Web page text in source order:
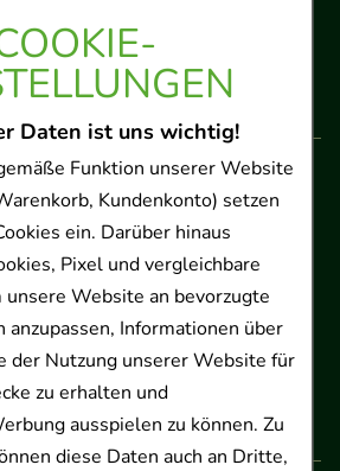
Daten ist uns wichtig!
Funktion unserer Website
Kundenkonto) setzen
ein. Darüber hinaus
Pixel und vergleichbare
unsere Website an bevorzugte
Informationen über
der Nutzung unserer Website für
zu erhalten und
ausspielen zu können. Zu
diese Daten auch an Dritte,
9.00 bis 17.00 Uhr
Mail: info@ApoSalis.de
· 30159 Hannover
0 · Fax 0511 89 71 80 11